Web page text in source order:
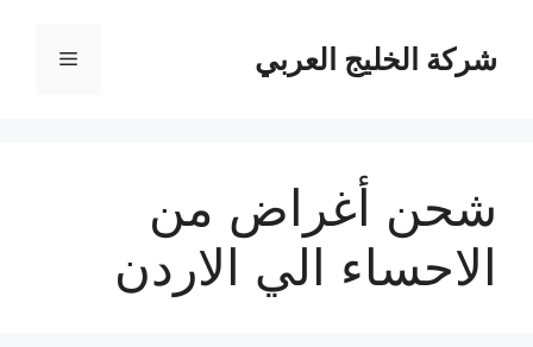
المحتوىشركة الخليج العربي القائمة
شحن أغراض من
الاحساء الي الاردن